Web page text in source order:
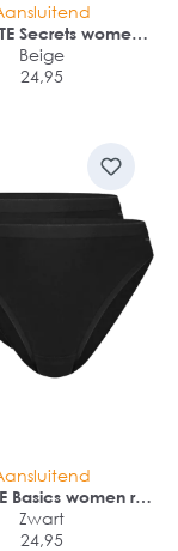
Secrets women
waist (1-pack)
Beige
24,95
Basics women rio
(2-pack)
Zwart
24,95